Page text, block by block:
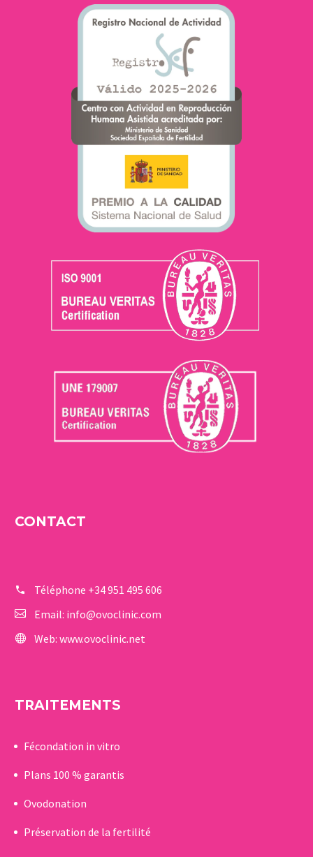
CONTACT
Téléphone +34 951 495 606
Email: info@ovoclinic.com
Web: www.ovoclinic.net
TRAITEMENTS
Fécondation in vitro
Plans 100 % garantis
Ovodonation
Préservation de la fertilité